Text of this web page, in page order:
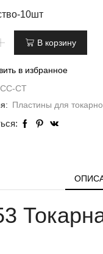
10шт
В корзину
в избранное
CT
Пластины для